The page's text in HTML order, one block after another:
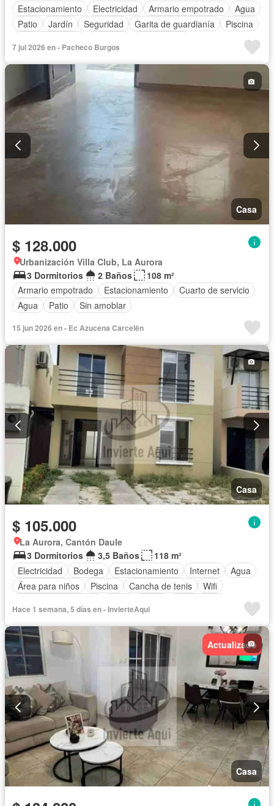
Estacionamiento Electricidad Armario empotrado
Agua
Patio
Jardín Seguridad Garita de guardianía
Piscina
7 jul 2026 en - Pacheco Burgos
Casa
$ 128.000
Urbanización Villa Club, La Aurora
3 Dormitorios
2 Baños
108 m²
Armario empotrado
Estacionamiento
Cuarto de servicio
Agua
Patio Sin amoblar
15 jun 2026 en - Ec Azucena Carcelèn
Casa
$ 105.000
La Aurora, Cantón Daule
3 Dormitorios
3,5 Baños
118 m²
Electricidad
Bodega Estacionamiento Internet
Agua
Área para niños
Piscina Cancha de tenis
Wifi
Hace 1 semana, 5 días en - InvierteAqui
Actualizado
Casa